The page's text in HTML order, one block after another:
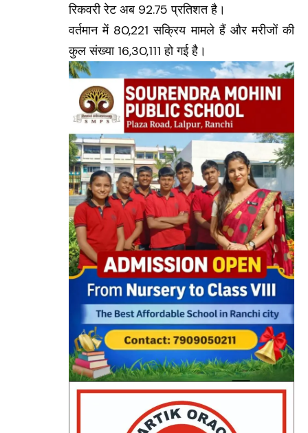
रिकवरी रेट अब 92.75 प्रतिशत है।
वर्तमान में 80,221 सक्रिय मामले हैं और मरीजों की
कुल संख्या 16,30,111 हो गई है।